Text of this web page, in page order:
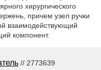
хирургического
причем узел ручки
взаимодействующий
компонент.
// 2773639